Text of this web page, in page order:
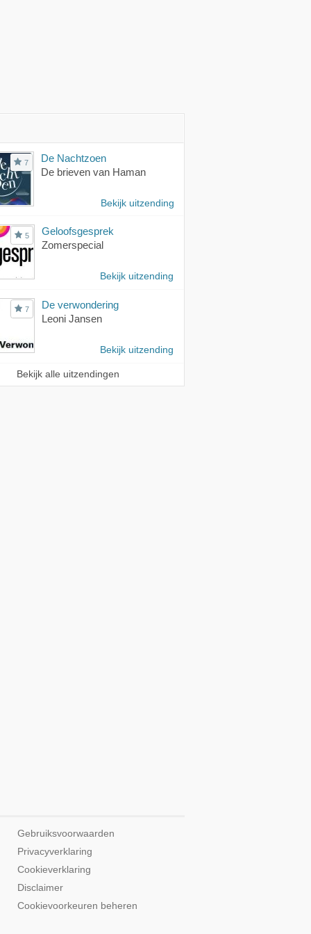
7
De Nachtzoen
De brieven van Haman
Bekijk uitzending
5
Geloofsgesprek
Zomerspecial
Bekijk uitzending
7
De verwondering
Leoni Jansen
Bekijk uitzending
Bekijk alle uitzendingen
Gebruiksvoorwaarden
Privacyverklaring
Cookieverklaring
Disclaimer
Cookievoorkeuren beheren